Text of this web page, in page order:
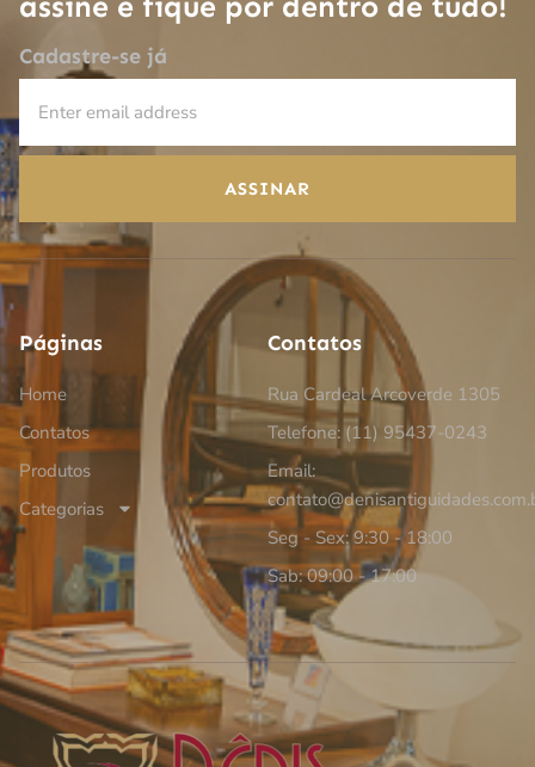
Cadastre-se já
ASSINAR
Páginas
Home
Contatos
Produtos
Categorias
Contatos
Rua Cardeal Arcoverde 1305
Telefone: (11) 95437-0243
Email:
Seg - Sex: 9:30 - 18:00
Sab: 09:00 - 17:00